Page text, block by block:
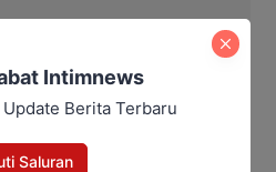
Intimnews
Berita Terbaru
Saluran